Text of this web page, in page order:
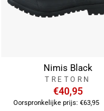
Nimis Black
TRETORN
€40,95
Oorspronkelijke prijs: €63,95